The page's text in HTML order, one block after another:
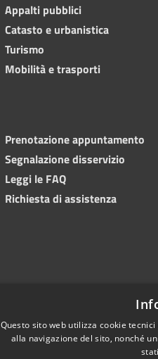
Appalti pubblici
Catasto e urbanistica
Turismo
Mobilità e trasporti
Prenotazione appuntamento
Segnalazione disservizio
Leggi le FAQ
Richiesta di assistenza
Questo sito web utilizza cookie
alla navigazione del sito, nonché